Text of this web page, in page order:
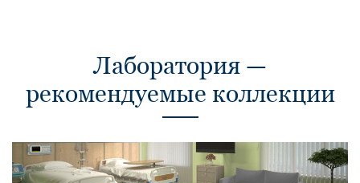
Лаборатория —
рекомендуемые коллекции